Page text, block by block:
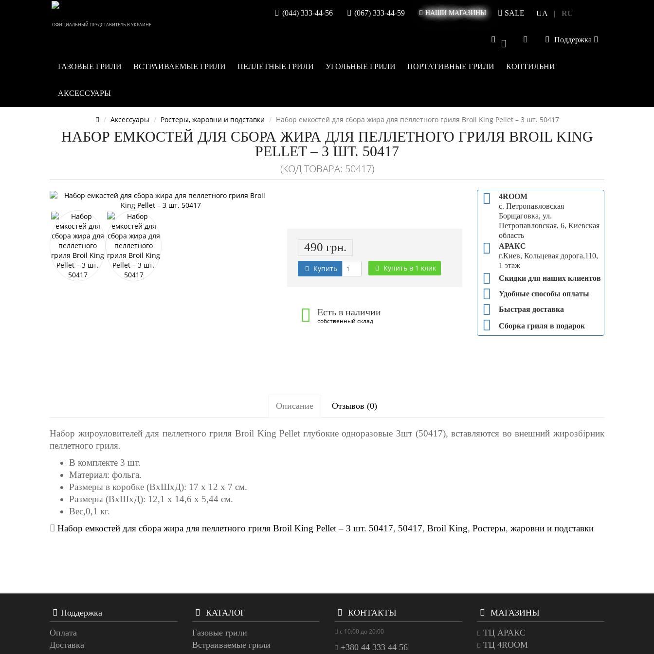
ОФИЦИАЛЬНЫЙ ПРЕДСТАВИТЕЛЬ В УКРАИНЕ
(044) 333-44-56 (067) 333-44-59 НАШИ МАГАЗИНЫ SALE RU
|
UA
Поддержка
ГАЗОВЫЕ ГРИЛИ ВСТРАИВАЕМЫЕ ГРИЛИ ПЕЛЛЕТНЫЕ ГРИЛИ УГОЛЬНЫЕ ГРИЛИ ПОРТАТИВНЫЕ ГРИЛИ КОПТИЛЬНИ
АКСЕССУАРЫ
Аксессуары Ростеры, жаровни и подставки Набор емкостей для сбора жира для пеллетного гриля Broil King Pellet – 3 шт. 50417
НАБОР ЕМКОСТЕЙ ДЛЯ СБОРА ЖИРА ДЛЯ ПЕЛЛЕТНОГО ГРИЛЯ BROIL KING
PELLET – 3 ШТ. 50417
(КОД ТОВАРА: 50417)
490 грн.
Купить Купить в 1 клик
Есть в наличии
собственный склад
4ROOM
с. Петропавловская
Борщаговка, ул.
Петропавловская, 6, Киевская
область
АРАКС
г.Киев, Кольцевая дорога,110,
1 этаж
Скидки для наших клиентов
Удобные способы оплаты
Быстрая доставка
Сборка гриля в подарок
Описание Отзывов (0)
Набор жироуловителей для пеллетного гриля Broil King Pellet глубокие одноразовые 3шт (50417), вставляются во внешний жирозбірник
пеллетного гриля.
В комплекте 3 шт.
Материал: фольга.
Размеры в коробке (ВхШхД): 17 х 12 х 7 см.
Размеры (ВхШхД): 12,1 x 14,6 x 5,44 см.
Вес,0,1 кг.
Набор емкостей для сбора жира для пеллетного гриля Broil King Pellet – 3 шт. 50417, 50417, Broil King, Ростеры, жаровни и подставки
Поддержка
Оплата
Доставка
КАТАЛОГ
Газовые грили
Встраиваемые грили
КОНТАКТЫ
с 10:00 до 20:00
+380 44 333 44 56
МАГАЗИНЫ
ТЦ АРАКС
ТЦ 4ROOM